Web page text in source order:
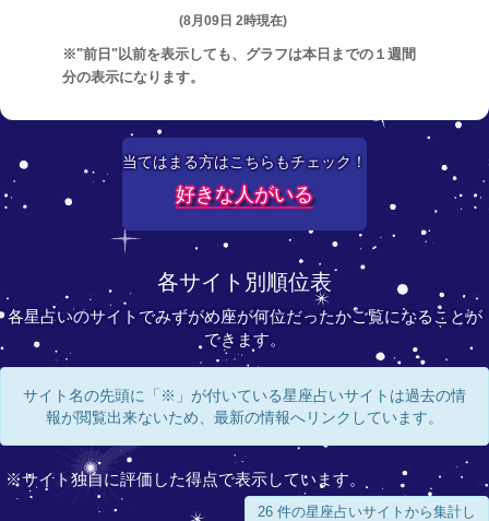
(8月09日 2時現在)
※"前日"以前を表示しても、グラフは本日までの１週間
分の表示になります。
当てはまる方はこちらもチェック！
好きな人がいる
各サイト別順位表
各星占いのサイトでみずがめ座が何位だったかご覧になることが
できます。
サイト名の先頭に「※」が付いている星座占いサイトは過去の情
報が閲覧出来ないため、最新の情報へリンクしています。
※サイト独自に評価した得点で表示しています。
26 件の星座占いサイトから集計し